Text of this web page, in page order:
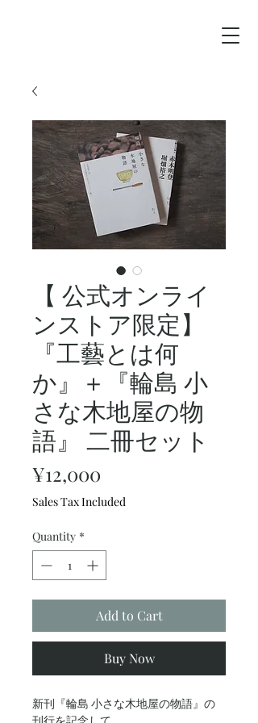
【 公式オンライ
ンストア限定】
『工藝とは何
か』＋『輪島 小
さな木地屋の物
語』 二冊セット
¥12,000
Sales Tax Included
Quantity *
Add to Cart
Buy Now
新刊『輪島 小さな木地屋の物語』の